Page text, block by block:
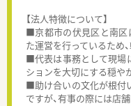
【法人特徴について】
■京都市の伏見区と南区
た運営を行っているため
■代表は事務として現場
ションを大切にする穏や
■助け合いの文化が根付
ですが、有事の際には店